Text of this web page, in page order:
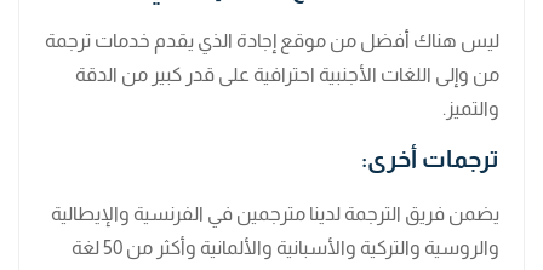
ليس هناك أفضل من موقع إجادة الذي يقدم خدمات ترجمة
من وإلى اللغات الأجنبية احترافية على قدر كبير من الدقة
والتميز.
ترجمات أخرى:
يضمن فريق الترجمة لدينا مترجمين في الفرنسية والإيطالية
والروسية والتركية والأسبانية والألمانية وأكثر من 50 لغة